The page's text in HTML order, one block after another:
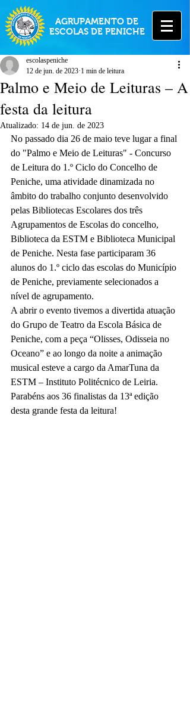
AGRUPAMENTO DE
ESCOLAS DE PENICHE
Palmo e Meio de Leituras – A
festa da leitura
escolaspeniche
12 de jun. de 2023 1 min de leitura
Atualizado: 14 de jun. de 2023
No passado dia 26 de maio teve lugar a final
do "Palmo e Meio de Leituras" - Concurso
de Leitura do 1.º Ciclo do Concelho de
Peniche, uma atividade dinamizada no
âmbito do trabalho conjunto desenvolvido
pelas Bibliotecas Escolares dos três
Agrupamentos de Escolas do concelho,
Biblioteca da ESTM e Biblioteca Municipal
de Peniche. Nesta fase participaram 36
alunos do 1.º ciclo das escolas do Município
de Peniche, previamente selecionados a
nível de agrupamento.
A abrir o evento tivemos a divertida atuação
do Grupo de Teatro da Escola Básica de
Peniche, com a peça “Olisses, Odisseia no
Oceano” e ao longo da noite a animação
musical esteve a cargo da AmarTuna da
ESTM – Instituto Politécnico de Leiria.
Parabéns aos 36 finalistas da 13ª edição
desta grande festa da leitura!